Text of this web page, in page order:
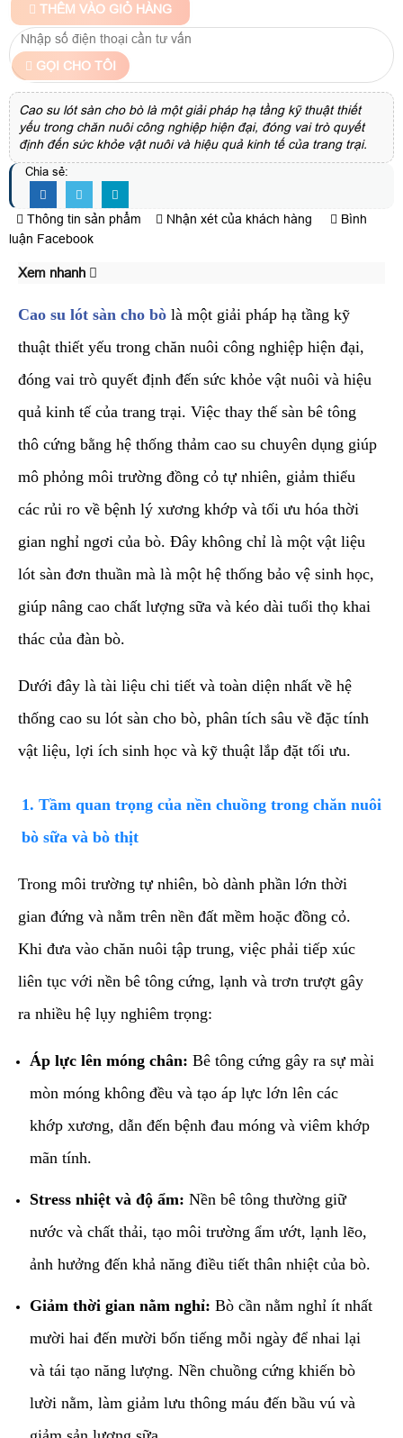
THÊM VÀO GIỎ HÀNG
GỌI CHO TÔI
Cao su lót sàn cho bò là một giải pháp hạ tầng kỹ thuật thiết
yếu trong chăn nuôi công nghiệp hiện đại, đóng vai trò quyết
định đến sức khỏe vật nuôi và hiệu quả kinh tế của trang trại.
Chia sẻ:
Thông tin sản phẩm Nhận xét của khách hàng
Bình
luận Facebook
Xem nhanh
Cao su lót sàn cho bò là một giải pháp hạ tầng kỹ
thuật thiết yếu trong chăn nuôi công nghiệp hiện đại,
đóng vai trò quyết định đến sức khỏe vật nuôi và hiệu
quả kinh tế của trang trại. Việc thay thế sàn bê tông
thô cứng bằng hệ thống thảm cao su chuyên dụng giúp
mô phỏng môi trường đồng cỏ tự nhiên, giảm thiểu
các rủi ro về bệnh lý xương khớp và tối ưu hóa thời
gian nghỉ ngơi của bò. Đây không chỉ là một vật liệu
lót sàn đơn thuần mà là một hệ thống bảo vệ sinh học,
giúp nâng cao chất lượng sữa và kéo dài tuổi thọ khai
thác của đàn bò.
​Dưới đây là tài liệu chi tiết và toàn diện nhất về hệ
thống cao su lót sàn cho bò, phân tích sâu về đặc tính
vật liệu, lợi ích sinh học và kỹ thuật lắp đặt tối ưu.
​1. Tầm quan trọng của nền chuồng trong chăn nuôi
bò sữa và bò thịt
​Trong môi trường tự nhiên, bò dành phần lớn thời
gian đứng và nằm trên nền đất mềm hoặc đồng cỏ.
Khi đưa vào chăn nuôi tập trung, việc phải tiếp xúc
liên tục với nền bê tông cứng, lạnh và trơn trượt gây
ra nhiều hệ lụy nghiêm trọng:
Áp lực lên móng chân: Bê tông cứng gây ra sự mài
mòn móng không đều và tạo áp lực lớn lên các
khớp xương, dẫn đến bệnh đau móng và viêm khớp
mãn tính.
Stress nhiệt và độ ẩm: Nền bê tông thường giữ
nước và chất thải, tạo môi trường ẩm ướt, lạnh lẽo,
ảnh hưởng đến khả năng điều tiết thân nhiệt của bò.
Giảm thời gian nằm nghỉ: Bò cần nằm nghỉ ít nhất
mười hai đến mười bốn tiếng mỗi ngày để nhai lại
và tái tạo năng lượng. Nền chuồng cứng khiến bò
lười nằm, làm giảm lưu thông máu đến bầu vú và